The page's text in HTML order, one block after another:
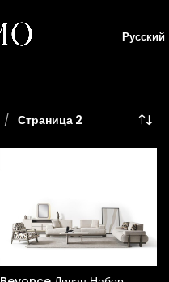
Русский
Страница 2